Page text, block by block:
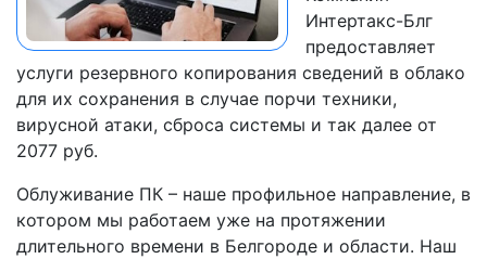
Интертакс-Блг
предоставляет
услуги резервного копирования сведений в облако
для их сохранения в случае порчи техники,
вирусной атаки, сброса системы и так далее от
2077 руб.
Облуживание ПК – наше профильное направление, в
котором мы работаем уже на протяжении
длительного времени в Белгороде и области. Наш